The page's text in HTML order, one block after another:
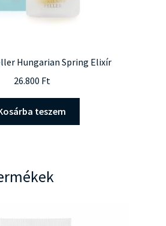
Hungarian Spring Elixír
26.800 Ft
teszem